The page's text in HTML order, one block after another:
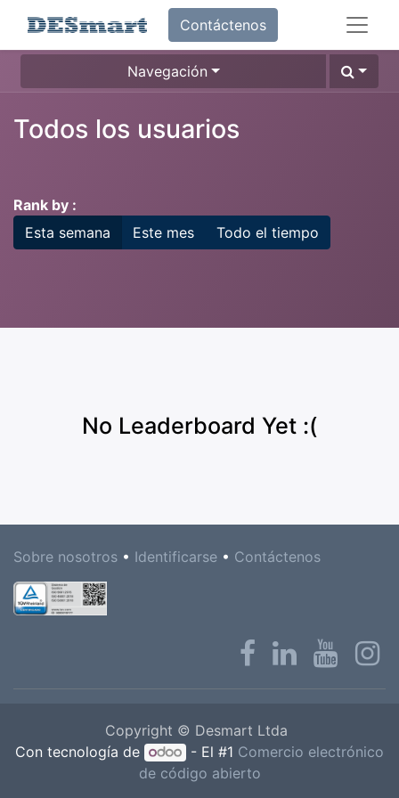
Contáctenos
Navegación
Todos los usuarios
Rank by :
Esta semana
Este mes Todo el tiempo
No Leaderboard Yet :(
Sobre nosotros • Identificarse • Contáctenos
Copyright © Desmart Ltda
Con tecnología de
- El #1 Comercio electrónico
de código abierto